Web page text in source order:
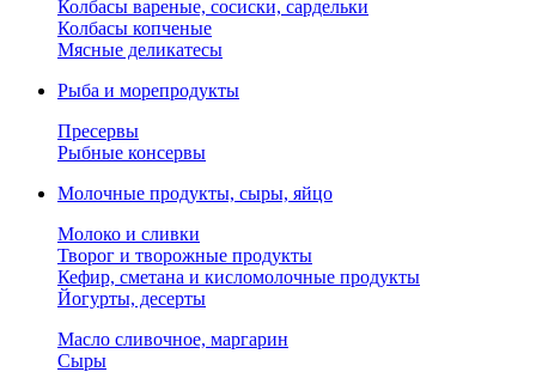
Колбасы вареные, сосиски, сардельки
Колбасы копченые
Мясные деликатесы
Рыба и морепродукты
Пресервы
Рыбные консервы
Молочные продукты, сыры, яйцо
Молоко и сливки
Творог и творожные продукты
Кефир, сметана и кисломолочные продукты
Йогурты, десерты
Масло сливочное, маргарин
Сыры